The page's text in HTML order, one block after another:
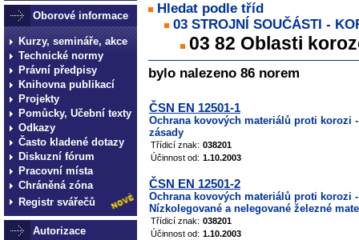
Oborové informace
Kurzy, semináře, akce
Technické normy
Právní předpisy
Knihovna publikací
Projekty
Pomůcky, Učební texty
Odkazy
Často kladené dotazy
Diskuzní fórum
Pracovní místa
Chráněná zóna
Registr svářečů
Autorizace
Hledat podle tříd
03 STROJNÍ SOUČÁSTI -
03 82 Oblasti
bylo nalezeno 86 norem
ČSN EN 12501-1
Ochrana kovových materiálů proti korozi
zásady
Třídicí znak: 038201
Účinnost od: 1.10.2003
ČSN EN 12501-2
Ochrana kovových materiálů proti korozi
Nízkolegované a nelegované železné
Třídicí znak: 038201
Účinnost od: 1.10.2003